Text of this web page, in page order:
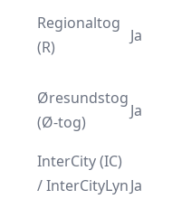
Regionaltog
(R)
Ja
Øresundstog
(Ø-tog)
Ja
InterCity (IC)
/ InterCityLynJa